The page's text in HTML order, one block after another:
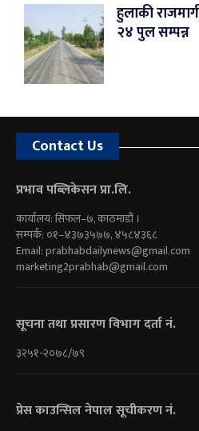
हुलाकी
२४ पुल सम्पन्न
Contact Us
प्रभाव पब्लिकेसन प्रा.लि.
कार्यालय: सिफल–७, काठमाडौं ।
सम्पर्क: ०१–४३७३५७७, ४५८४३६८
Email:prabhabdailynews@gmail.com
marketing2prabhab@gmail.com
सूचना तथा प्रसारण विभाग दर्ता नं.
३२५१-२०७८/७९
प्रेस काउन्सिल नेपाल सूचीकरण नं.